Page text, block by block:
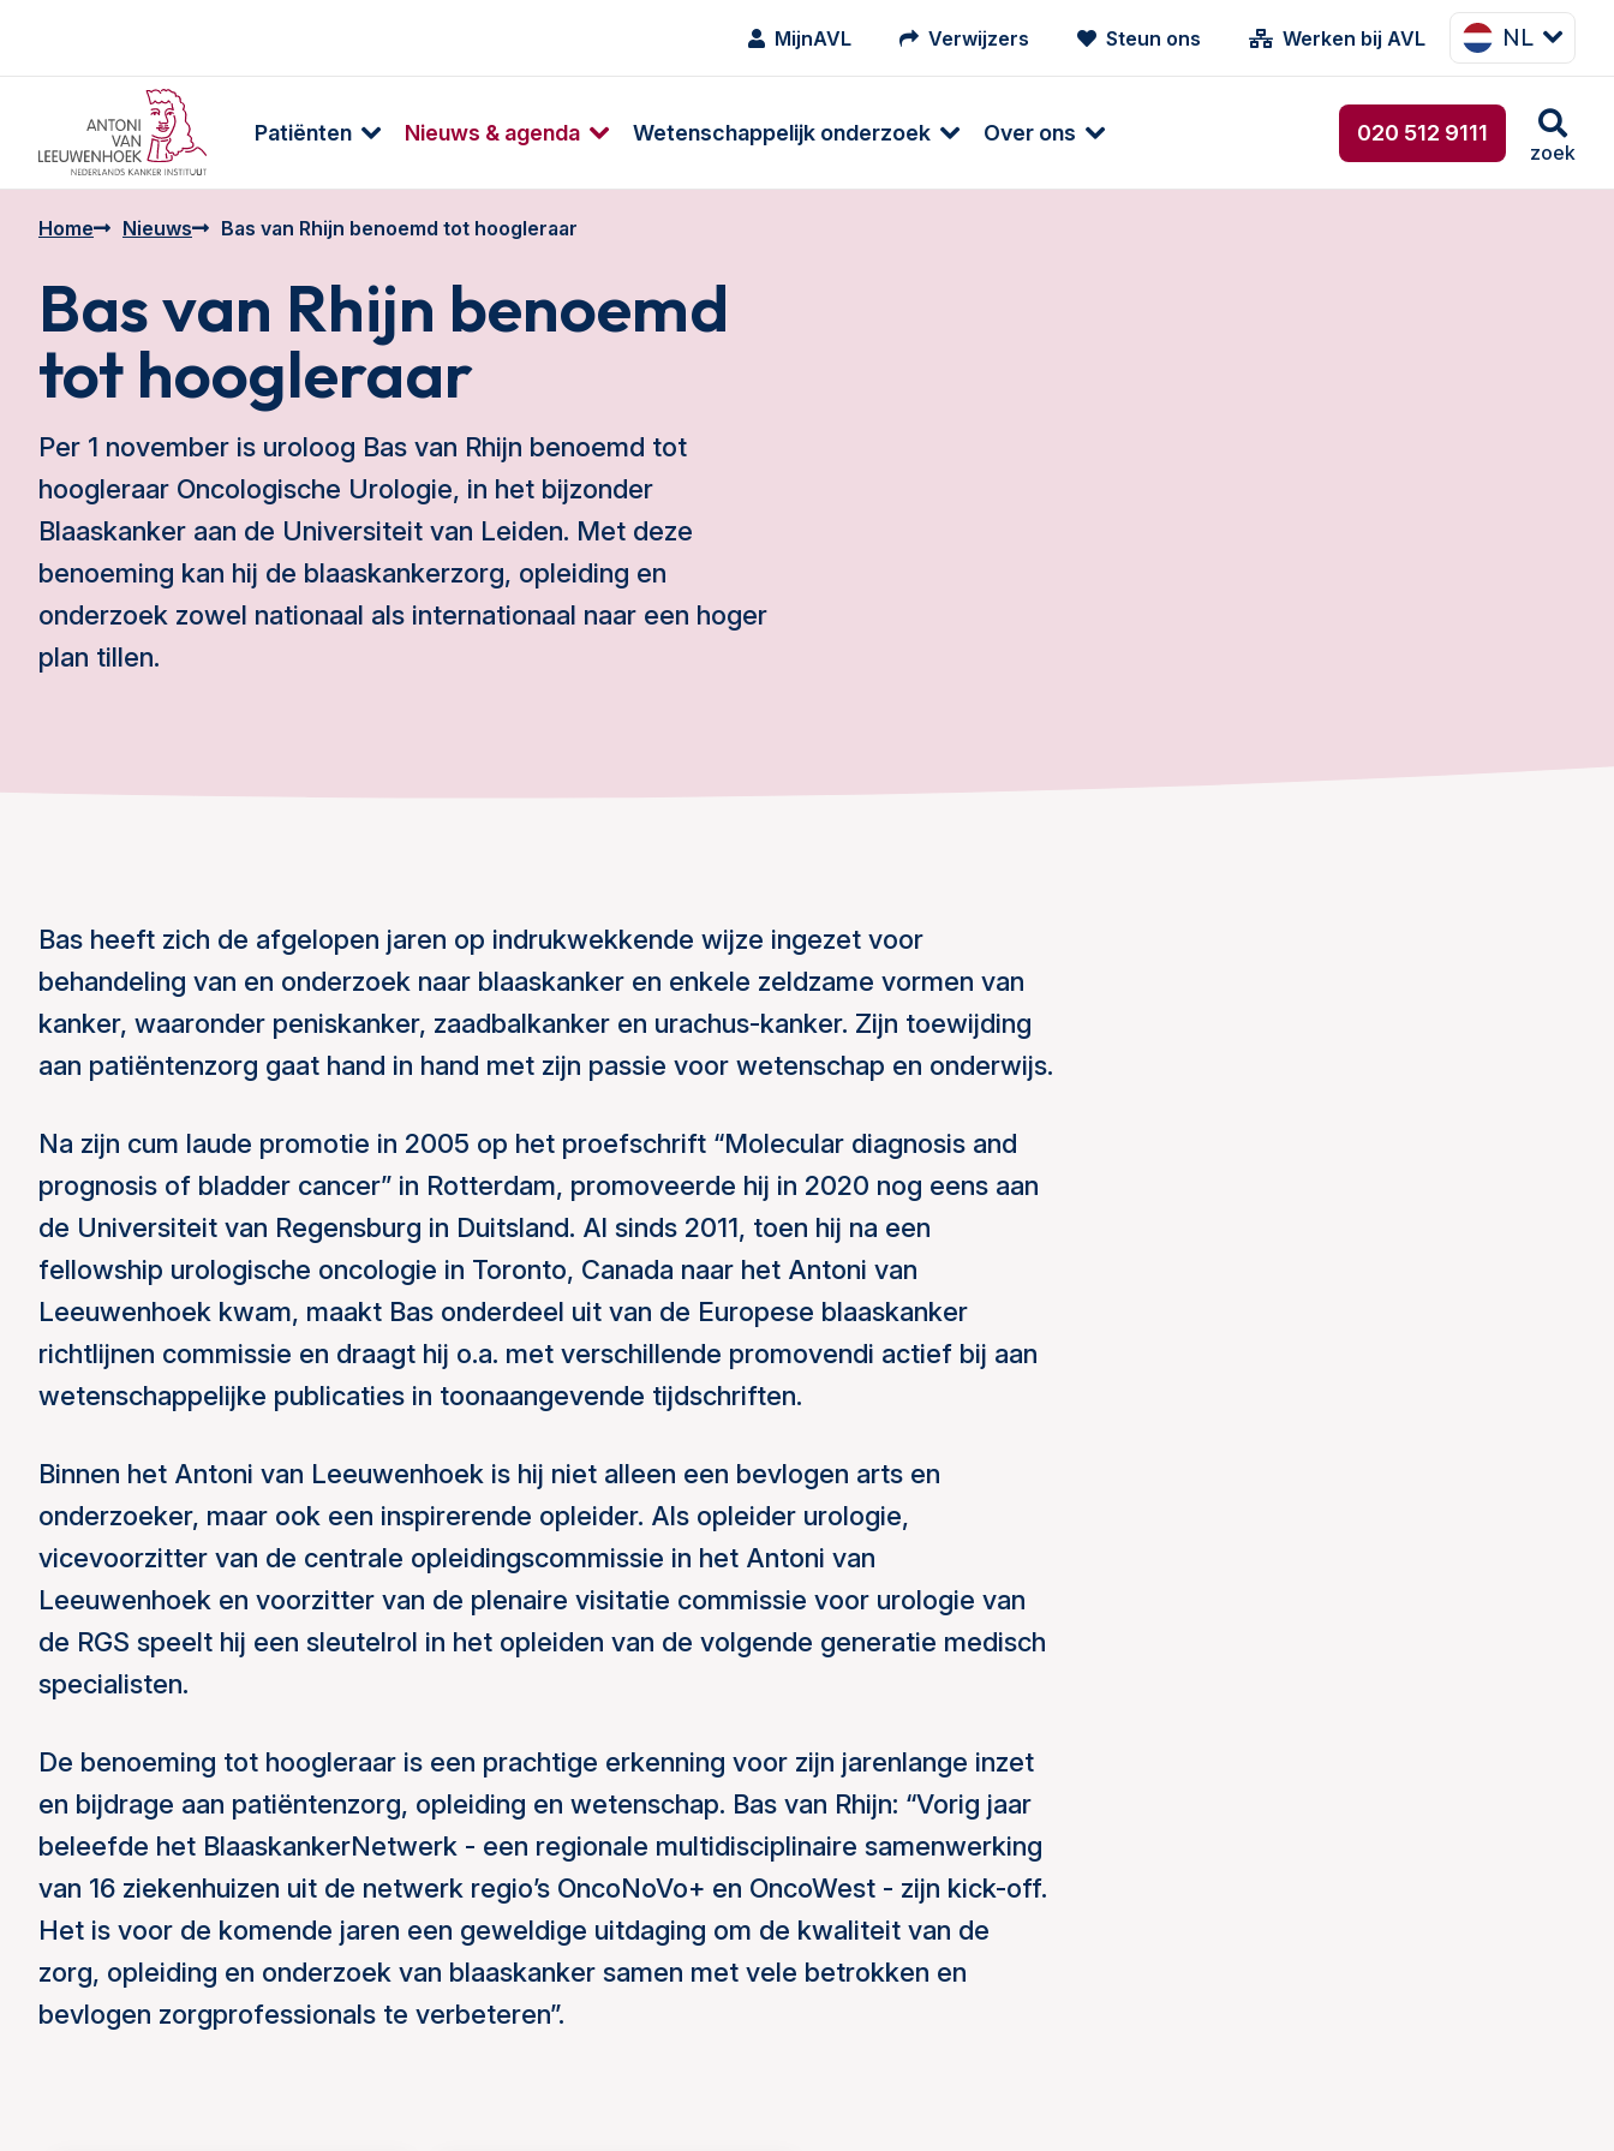
MijnAVL Verwijzers Steun ons Werken bij AVL NL
Patiënten Nieuws & agenda Wetenschappelijk onderzoek Over ons 020 512 9111
zoek
Bas van Rhijn benoemd
tot hoogleraar
Per 1 november is uroloog Bas van Rhijn benoemd tot
hoogleraar Oncologische Urologie, in het bijzonder
Blaaskanker aan de Universiteit van Leiden. Met deze
benoeming kan hij de blaaskankerzorg, opleiding en
onderzoek zowel nationaal als internationaal naar een hoger
plan tillen.
Home Nieuws Bas van Rhijn benoemd tot hoogleraar
Bas heeft zich de afgelopen jaren op indrukwekkende wijze ingezet voor
behandeling van en onderzoek naar blaaskanker en enkele zeldzame vormen van
kanker, waaronder peniskanker, zaadbalkanker en urachus-kanker. Zijn toewijding
aan patiëntenzorg gaat hand in hand met zijn passie voor wetenschap en onderwijs.
Na zijn cum laude promotie in 2005 op het proefschrift “Molecular diagnosis and
prognosis of bladder cancer” in Rotterdam, promoveerde hij in 2020 nog eens aan
de Universiteit van Regensburg in Duitsland. Al sinds 2011, toen hij na een
fellowship urologische oncologie in Toronto, Canada naar het Antoni van
Leeuwenhoek kwam, maakt Bas onderdeel uit van de Europese blaaskanker
richtlijnen commissie en draagt hij o.a. met verschillende promovendi actief bij aan
wetenschappelijke publicaties in toonaangevende tijdschriften.
Binnen het Antoni van Leeuwenhoek is hij niet alleen een bevlogen arts en
onderzoeker, maar ook een inspirerende opleider. Als opleider urologie,
vicevoorzitter van de centrale opleidingscommissie in het Antoni van
Leeuwenhoek en voorzitter van de plenaire visitatie commissie voor urologie van
de RGS speelt hij een sleutelrol in het opleiden van de volgende generatie medisch
specialisten.
De benoeming tot hoogleraar is een prachtige erkenning voor zijn jarenlange inzet
en bijdrage aan patiëntenzorg, opleiding en wetenschap. Bas van Rhijn: “Vorig jaar
beleefde het BlaaskankerNetwerk - een regionale multidisciplinaire samenwerking
van 16 ziekenhuizen uit de netwerk regio’s OncoNoVo+ en OncoWest - zijn kick-off.
Het is voor de komende jaren een geweldige uitdaging om de kwaliteit van de
zorg, opleiding en onderzoek van blaaskanker samen met vele betrokken en
bevlogen zorgprofessionals te verbeteren”.